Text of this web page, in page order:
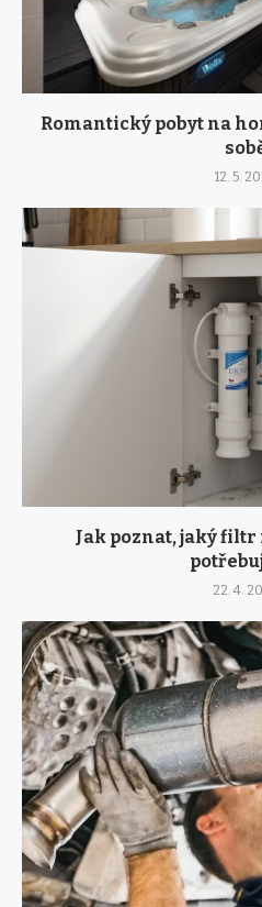
Romantický pobyt na
12. 5.
Jak poznat, jaký filtr
22. 4.